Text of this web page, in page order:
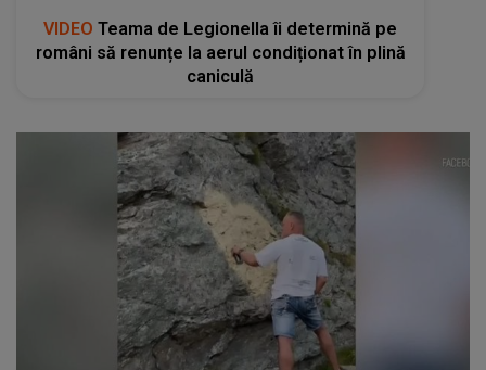
VIDEO Teama de Legionella îi determină pe
români să renunțe la aerul condiționat în plină
caniculă